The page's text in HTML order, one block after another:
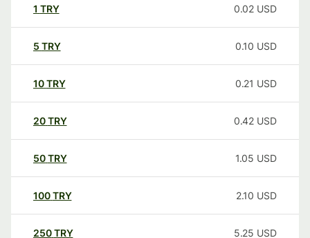
1 TRY 0.02 USD
5 TRY 0.10 USD
10TRY 0.21 USD
20TRY 0.42 USD
50TRY 1.05 USD
100TRY 2.10 USD
250TRY 5.25 USD